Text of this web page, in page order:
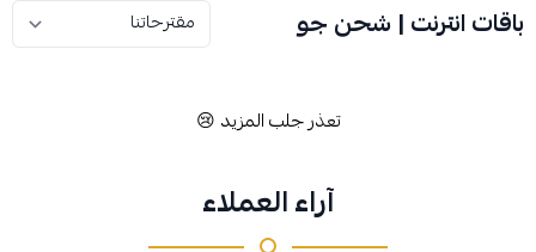
باقات انترنت | شحن جو
تعذر جلب المزيد 😢
آراء العملاء